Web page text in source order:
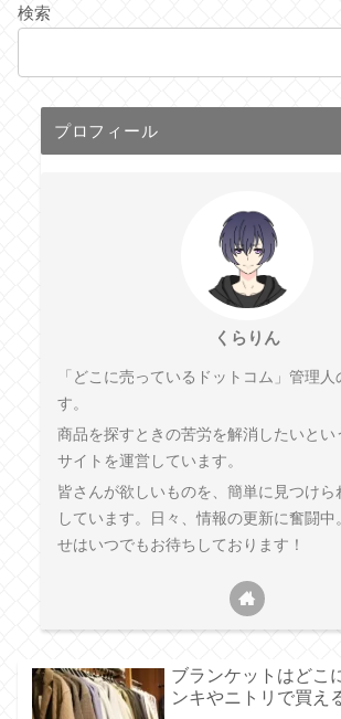
検索
プロフィール
くらりん
「どこに売っているドットコム」管理
す。
商品を探すときの苦労を解消したいとい
サイトを運営しています。
皆さんが欲しいものを、簡単に見つけら
しています。日々、情報の更新に奮闘中
せはいつでもお待ちしております！
ブランケットはどこ
ンキやニトリで買え